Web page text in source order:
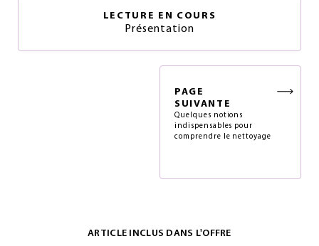
LECTURE EN COURS
Présentation
PAGE
SUIVANTE
Quelques notions
indispensables pour
comprendre le nettoyage
ARTICLE INCLUS DANS L'OFFRE